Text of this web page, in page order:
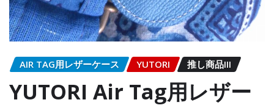
AIR TAG用レザーケース YUTORI 推し商品III
YUTORI Air Tag用レザー